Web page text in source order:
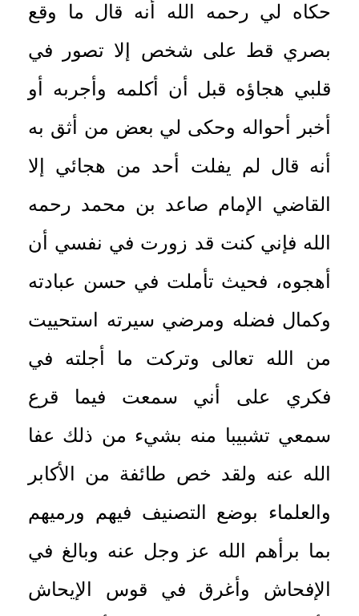
حكاه لي رحمه الله أنه قال ما وقع
بصري قط على شخص إلا تصور في
قلبي هجاؤه قبل أن أكلمه وأجربه أو
أخبر أحواله وحكى لي بعض من أثق به
أنه قال لم يفلت أحد من هجائي إلا
القاضي الإمام صاعد بن محمد رحمه
الله فإني كنت قد زورت في نفسي أن
أهجوه، فحيث تأملت في حسن عبادته
وكمال فضله ومرضي سيرته استحييت
من الله تعالى وتركت ما أجلته في
فكري على أني سمعت فيما قرع
سمعي تشبيبا منه بشيء من ذلك عفا
الله عنه ولقد خص طائفة من الأكابر
والعلماء بوضع التصنيف فيهم ورميهم
بما برأهم الله عز وجل عنه وبالغ في
الإفحاش وأغرق في قوس الإيحاش